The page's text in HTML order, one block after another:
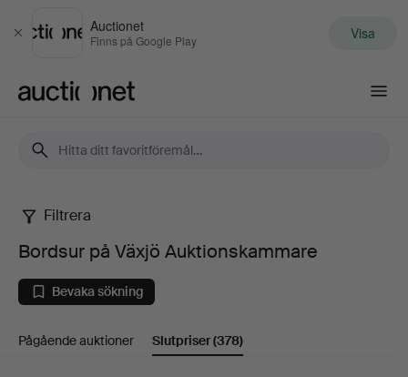
Stäng
Auctionet
Finns på Google Play Visa
Bordsur
på
Växjö
Auktionskammare
Filtrera
Bordsur på Växjö Auktionskammare
Bevaka sökning
Pågående auktioner Slutpriser(378)